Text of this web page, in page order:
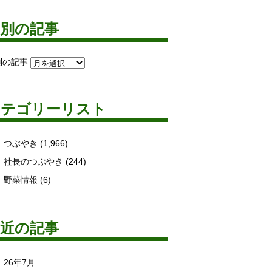
の記事
の記事
ゴリーリスト
つぶやき (1,966)
社長のつぶやき (244)
野菜情報 (6)
の記事
26年7月